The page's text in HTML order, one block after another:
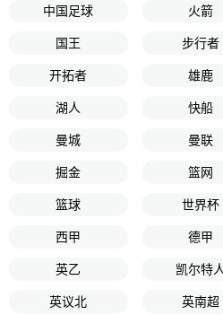
中国足球 火箭
国王 步行者
开拓者 雄鹿
湖人 快船
曼城 曼联
掘金 篮网
篮球 世界杯
西甲 德甲
英乙 凯尔特人
英议北 英南超